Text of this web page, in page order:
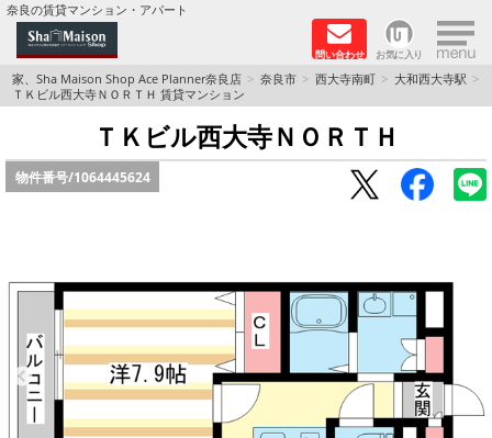
奈良の賃貸マンション・アパート
問い合わせ お気に入り ×
TOPページ
Foreigners welcome！
店長のおすすめ物件
積水ハウス Sha Maison 特集 (奈良北部、木津川
積水ハウス Sha Maison 特集 (奈良南部)
路線·駅から探す
家、Sha Maison Shop Ace Planner奈良店 奈良市 西大寺南町
大和西大寺駅
ＴＫビル西大寺ＮＯＲＴＨ 賃貸マンション
ＴＫビル西大寺ＮＯＲＴＨ
物件番号/1064445624